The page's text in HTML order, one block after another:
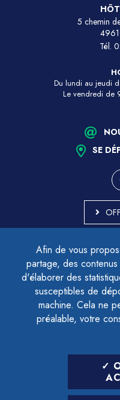
Afin de vous
partage, des
d'élaborer des
susceptibles de
machine. Cela ne
préalable, votre
5 chemin
Tél.
Du lundi au jeudi
Le vendredi de
SE
ACCESSIBILITÉ -
CONTACTER LE
LETTRE
SAISIR
POUR